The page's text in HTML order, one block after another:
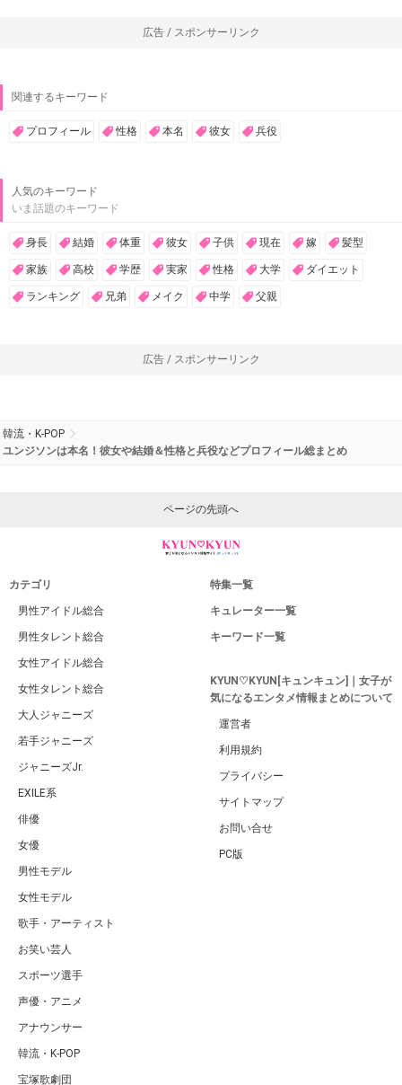
広告 / スポンサーリンク
関連するキーワード
プロフィール 性格 本名 彼女 兵役
人気のキーワード
いま話題のキーワード
身長 結婚 体重 彼女 子供 現在 嫁 髪型
家族 高校 学歴 実家 性格 大学 ダイエット
ランキング 兄弟 メイク 中学 父親
広告 / スポンサーリンク
韓流・K-POP
ユンジソンは本名！彼女や結婚＆性格と兵役などプロフィール総まとめ
ページの先頭へ
カテゴリ
男性アイドル総合
男性タレント総合
女性アイドル総合
女性タレント総合
大人ジャニーズ
若手ジャニーズ
ジャニーズJr.
EXILE系
俳優
女優
男性モデル
女性モデル
歌手・アーティスト
お笑い芸人
スポーツ選手
声優・アニメ
アナウンサー
韓流・K-POP
宝塚歌劇団
特集一覧
キュレーター一覧
キーワード一覧
KYUN♡KYUN[キュンキュン]｜女子が
気になるエンタメ情報まとめについて
運営者
利用規約
プライバシー
サイトマップ
お問い合せ
PC版